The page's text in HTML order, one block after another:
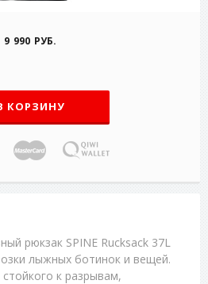
9 990 РУБ.
КОРЗИНУ
рюкзак SPINE Rucksack 37L
лыжных ботинок и вещей.
к разрывам,